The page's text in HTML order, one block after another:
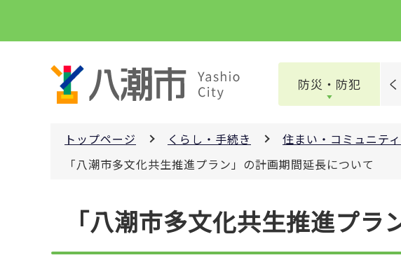
ペ
防災・防犯
トップページ くらし・手続き 住まい・コミュニティ
「八潮市多文化共生推進プラン」の計画期間延長について
「八潮市多文化共生推進プ